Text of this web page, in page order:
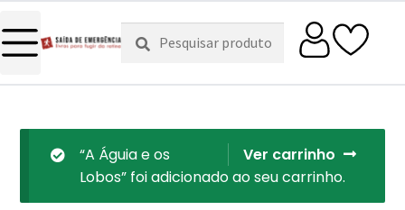
Pesquisar
por:
Pesquisa
Ver carrinho
“A Águia e os
Lobos” foi adicionado ao seu carrinho.